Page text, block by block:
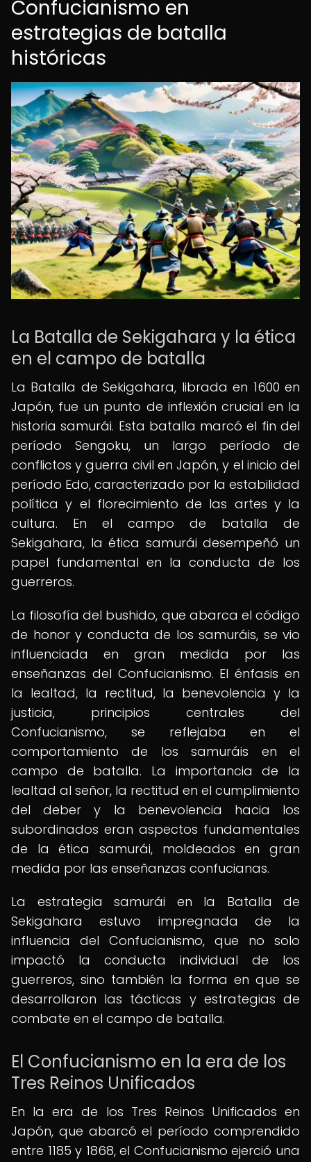
Confucianismo en
estrategias de batalla
históricas
La Batalla de Sekigahara y la ética
en el campo de batalla
La Batalla de Sekigahara, librada en 1600 en
Japón, fue un punto de inflexión crucial en la
historia samurái. Esta batalla marcó el fin del
período Sengoku, un largo período de
conflictos y guerra civil en Japón, y el inicio del
período Edo, caracterizado por la estabilidad
política y el florecimiento de las artes y la
cultura. En el campo de batalla de
Sekigahara, la ética samurái desempeñó un
papel fundamental en la conducta de los
guerreros.
La filosofía del bushido, que abarca el código
de honor y conducta de los samuráis, se vio
influenciada en gran medida por las
enseñanzas del Confucianismo. El énfasis en
la lealtad, la rectitud, la benevolencia y la
justicia, principios centrales del
Confucianismo, se reflejaba en el
comportamiento de los samuráis en el
campo de batalla. La importancia de la
lealtad al señor, la rectitud en el cumplimiento
del deber y la benevolencia hacia los
subordinados eran aspectos fundamentales
de la ética samurái, moldeados en gran
medida por las enseñanzas confucianas.
La estrategia samurái en la Batalla de
Sekigahara estuvo impregnada de la
influencia del Confucianismo, que no solo
impactó la conducta individual de los
guerreros, sino también la forma en que se
desarrollaron las tácticas y estrategias de
combate en el campo de batalla.
El Confucianismo en la era de los
Tres Reinos Unificados
En la era de los Tres Reinos Unificados en
Japón, que abarcó el período comprendido
entre 1185 y 1868, el Confucianismo ejerció una